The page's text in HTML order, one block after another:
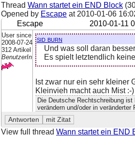
Thread Wann startet ein END Block
Opened by Escape at 2010-01-06
Escape
2010-01-11
User since
2008-07-24
312 Artikel
BenutzerIn
sid burn
Und was soll daran
Es spielt letztendlich
Ist zwar nur ein sehr kleiner
Kleinvieh macht auch Mist :-)
Die Deutsche Rechtschreibung
verändern und/oder in veränderter
View full thread Wann startet ein END